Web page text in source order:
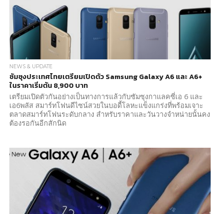
NEWS & UPDATE
ซัมซุงประเทศไทยเตรียมเปิดตัว Samsung Galaxy A6 และ A6+
ในราคาเริ่มต้น 8,900 บาท
เตรียมเปิดตัวกันอย่างเป็นทางการแล้วกับซัมซุงกาแลคซี่เอ 6 และ
เอ6พลัส สมาร์ทโฟนดีไซน์สวยในบอดี้โลหะแข็งแกร่งที่พร้อมเจาะ
ตลาดสมาร์ทโฟนระดับกลาง สำหรับราคาและวันวางจำหน่ายนั้นคง
ต้องรอกันอีกสักนิด